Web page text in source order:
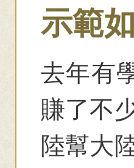
示範
去年有
賺了不
陸幫大